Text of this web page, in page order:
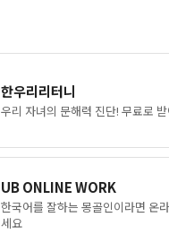
한우리리터니
우리 자녀의 문해력 진단! 무료로
UB ONLINE WORK
한국어를 잘하는 몽골인이라면 온
세요